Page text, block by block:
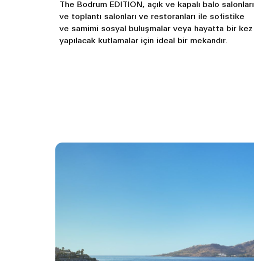
The Bodrum EDITION, açık ve kapalı balo salonları
ve toplantı salonları ve restoranları ile sofistike
ve samimi sosyal buluşmalar veya hayatta bir kez
yapılacak kutlamalar için ideal bir mekandır.